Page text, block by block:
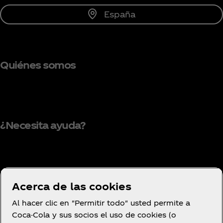
España
Quiénes somos
¿Necesita ayuda?
Configuración de cookies
Acerca de las cookies
Al hacer clic en "Permitir todo" usted permite a
Coca-Cola y sus socios el uso de cookies (o